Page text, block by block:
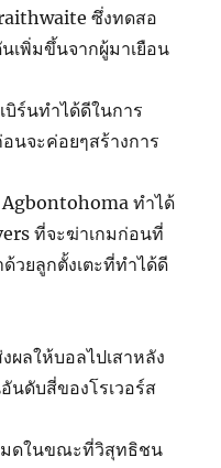
ซึ่งทดสอ
เพิ่มขึ้นจากผู้มาเยือน
ร์นทำได้ดีในการ
จะค่อยๆสร้างการ
ทำได้
ที่จะฆ่าเกมก่อนที่
วยลูกตั้งเตะที่ทำได้ดี
ลให้บอลไปเสาหลัง
นดับสี่ของโรเวอร์ส
มดในขณะที่วิสุทธิชน